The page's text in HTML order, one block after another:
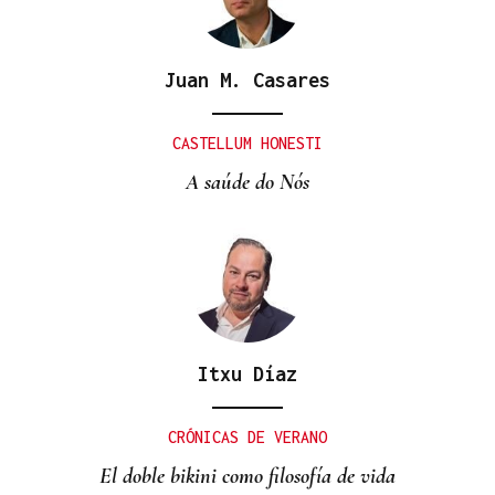
Juan M. Casares
CASTELLUM HONESTI
A saúde do Nós
Itxu Díaz
CRÓNICAS DE VERANO
El doble bikini como filosofía de vida